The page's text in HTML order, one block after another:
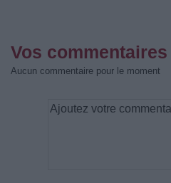
Vos commentaires
Aucun commentaire pour le moment